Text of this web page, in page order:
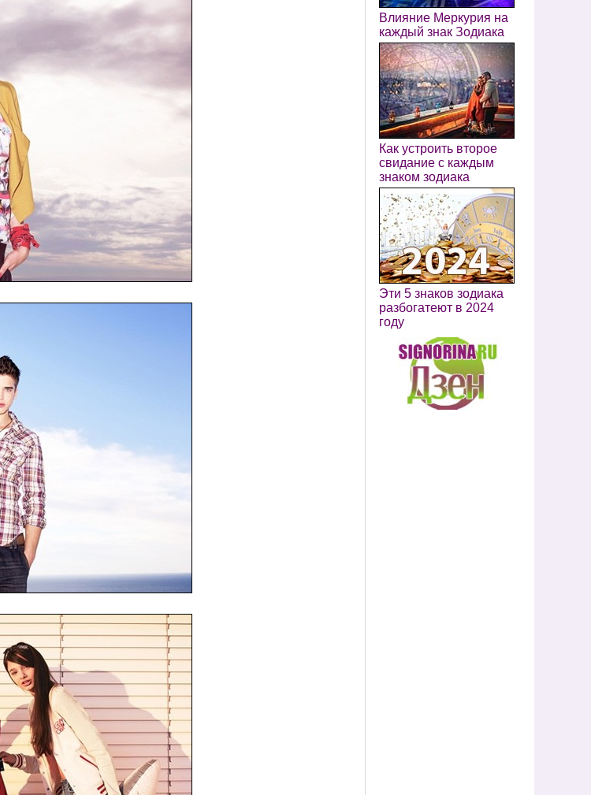
Влияние Меркурия на
каждый знак Зодиака
Как устроить второе
свидание с каждым
знаком зодиака
Эти 5 знаков зодиака
разбогатеют в 2024
году